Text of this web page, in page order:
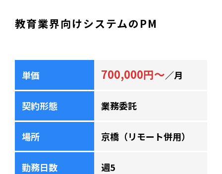
教育業界向けシステムのPM
単価 700,000円～／月
契約形態 業務委託
場所 京橋（リモート併用）
勤務日数 週5